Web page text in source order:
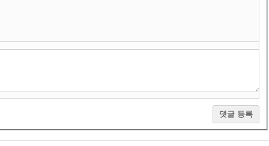
댓글 등록